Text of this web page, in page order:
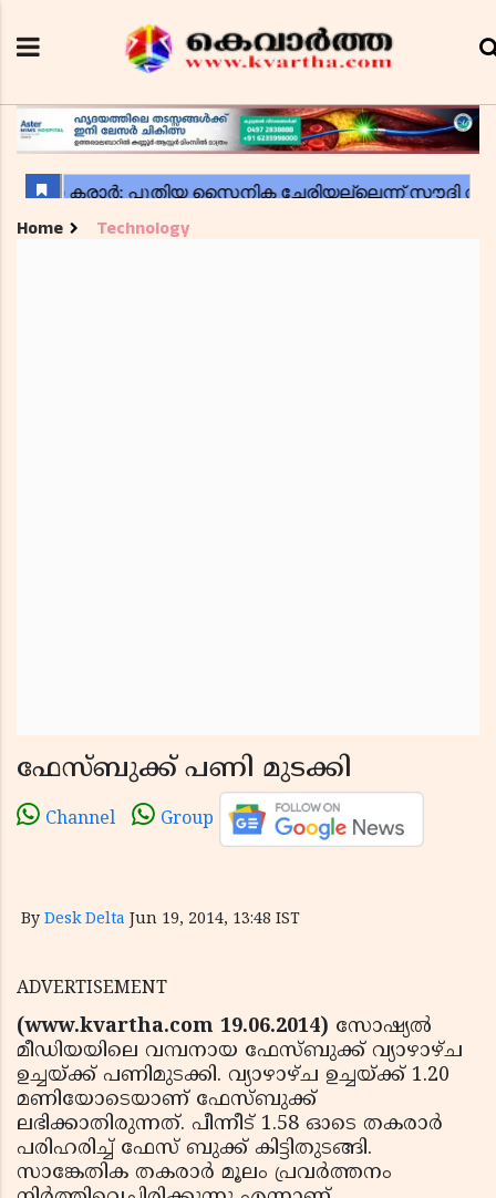
Home Technology
ഫേസ്ബുക്ക് പണി മുടക്കി
Channel Group
By Desk Delta Jun 19, 2014, 13:48 IST
ADVERTISEMENT
(www.kvartha.com 19.06.2014) സോഷ്യല്‍
മീഡിയയിലെ വമ്പനായ ഫേസ്ബുക്ക് വ്യാഴാഴ്ച
ഉച്ചയ്ക്ക് പണിമുടക്കി. വ്യാഴാഴ്ച ഉച്ചയ്ക്ക് 1.20
മണിയോടെയാണ് ഫേസ്ബുക്ക്
ലഭിക്കാതിരുന്നത്. പീന്നീട് 1.58 ഓടെ തകരാര്‍
പരിഹരിച്ച് ഫേസ് ബുക്ക് കിട്ടിതുടങ്ങി.
സാങ്കേതിക തകരാര്‍ മൂലം പ്രവര്‍ത്തനം